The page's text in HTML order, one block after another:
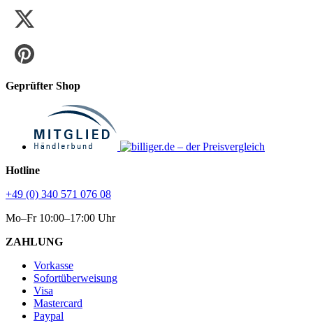
Geprüfter Shop
Hotline
+49 (0) 340 571 076 08
Mo–Fr 10:00–17:00 Uhr
ZAHLUNG
Vorkasse
Sofortüberweisung
Visa
Mastercard
Paypal